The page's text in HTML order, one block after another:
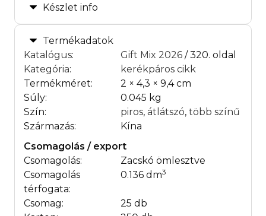
Készlet info
Termékadatok
Katalógus: Gift Mix 2026 / 320. oldal
Kategória:
kerékpáros cikk
Termékméret:
2 × 4,3 × 9,4 cm
Súly:
0.045 kg
Szín:
piros,átlátszó,több színű
Származás:
Kína
Csomagolás / export
Csomagolás:
Zacskó ömlesztve
Csomagolás
térfogata:
0.136 dm3
Csomag:
25 db